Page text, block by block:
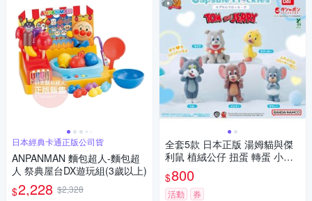
日本經典卡通正版公司貨
ANPANMAN 麵包超人-麵包超
人 祭典屋台DX遊玩組(3歲以上)
$2,228 $2,328
全套5款 日本正版 湯姆貓與傑
利鼠 植絨公仔 扭蛋 轉蛋 小不
點泰菲 斯派克 泰克 小鴨子 To
m and Jerry BANDAI 萬代 911
651
$800
活動 券